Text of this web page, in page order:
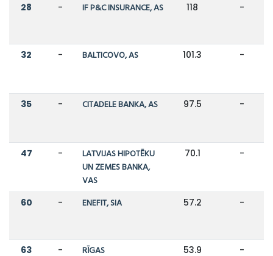
28 - IF P&C INSURANCE, AS 118 -
32 - BALTICOVO, AS 101.3 -
35 - CITADELE BANKA, AS 97.5 -
47 -
LATVIJAS HIPOTĒKU
UN ZEMES BANKA,
VAS
70.1 -
60 - ENEFIT, SIA 57.2 -
63 -
RĪGAS
53.9 -